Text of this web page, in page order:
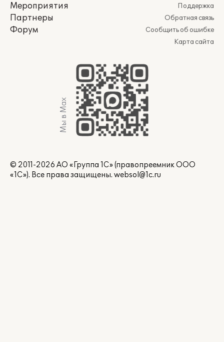
Мероприятия
Партнеры
Форум
Поддержка
Обратная связь
Сообщить об ошибке
Карта сайта
Мы в Max
© 2011-2026 АО «Группа 1С» (правопреемник ООО
«1С»). Все права защищены. websol@1c.ru